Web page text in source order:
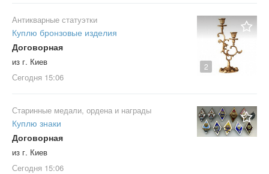
2
Антикварные статуэтки
Куплю бронзовые изделия
Договорная
из г. Киев
Сегодня 15:06
Старинные медали, ордена и награды
Куплю знаки
Договорная
из г. Киев
Сегодня 15:06